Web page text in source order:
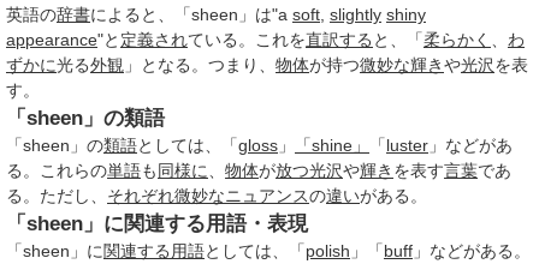
英語の辞書によると、「sheen」は"a soft slightly shiny
appearance"と 定義されている。これを直訳する と、「柔らかく
わ
ずかに光る外観 」となる。つまり、 物体が持つ微妙な輝きや光沢を表
す。
「sheen」の類語
「sheen」の類語としては、「gloss 」 「shine」 「luster 」などがあ
る。これらの単語も同様に 物体が放つ光沢や輝き を表す言葉であ
る。ただし、 それぞれ微妙なニュアンスの違いがある。
「sheen」に関連する用語・表現
「sheen」に関連する用語としては、「polish 」「buff 」などがある。